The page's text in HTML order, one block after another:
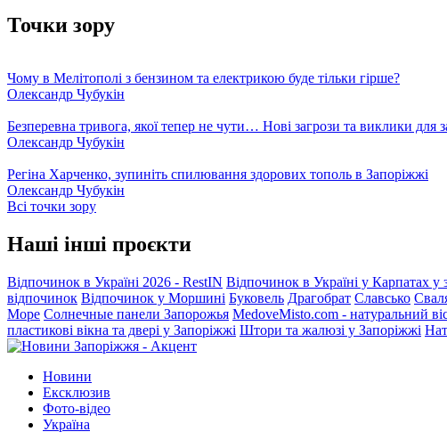
Точки зору
Чому в Мелітополі з бензином та електрикою буде тільки гірше?
Олександр Чубукін
Безперевна тривога, якої тепер не чути… Нові загрози та виклики для
Олександр Чубукін
Регіна Харченко, зупиніть спилювання здорових тополь в Запоріжжі
Олександр Чубукін
Всі точки зору
Наші інші проєкти
Відпочинок в Україні 2026 - RestIN Відпочинок в Україні у Карпатах
відпочинок Відпочинок у Моршині Буковель Драгобрат Славсько
Море Солнечные панели Запорожья MedoveMisto.com - натуральний
пластикові вікна та двері у Запоріжжі Штори та жалюзі у Запоріжжі
Новини
Ексклюзив
Фото-відео
Україна